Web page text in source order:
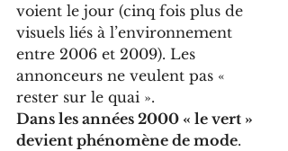
voient le jour (cinq fois plus de
visuels liés à l’environnement
entre 2006 et 2009). Les
annonceurs ne veulent pas «
rester sur le quai ».
Dans les années 2000 « le vert »
devient phénomène de mode.